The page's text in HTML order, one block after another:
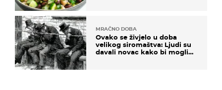
MRAČNO DOBA
Ovako se živjelo u doba
velikog siromaštva: Ljudi su
davali novac kako bi mogli